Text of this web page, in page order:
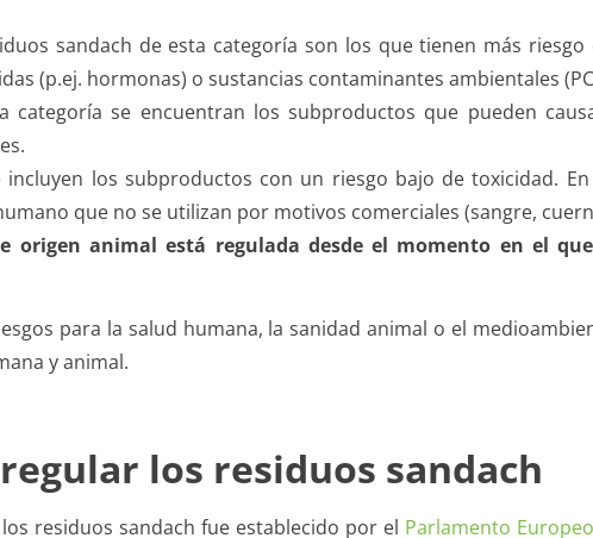
sandach de esta categoría son los que tienen más
(p.ej. hormonas) o sustancias contaminantes ambientales
categoría se encuentran los subproductos que pueden
incluyen los subproductos con un riesgo bajo de toxicidad.
que no se utilizan por motivos comerciales (sangre,
origen animal está regulada desde el momento en el
para la salud humana, la sanidad animal o el
y animal.
los residuos sandach
residuos sandach fue establecido por el Parlamento